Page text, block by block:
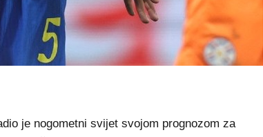
je nogometni svijet svojom prognozom za